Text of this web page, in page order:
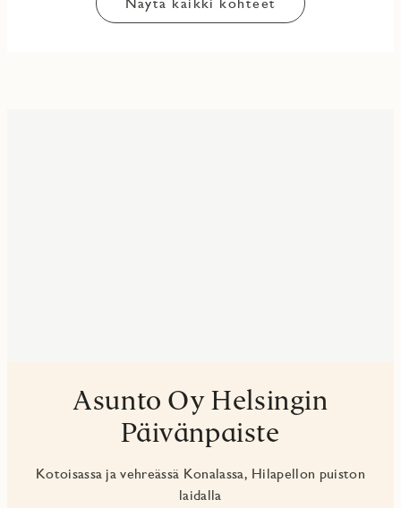
Asunto Oy Helsingin
Päivänpaiste
Kotoisassa ja vehreässä Konalassa, Hilapellon puiston
laidalla